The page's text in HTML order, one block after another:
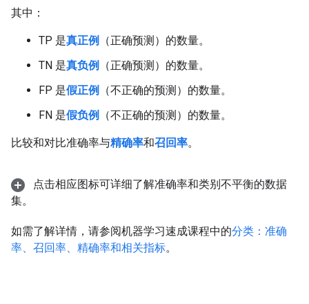
其中：
TP 是真正例
（正确预测）的数量。
TN 是真负例
（正确预测）的数量。
FP 是假正例
（不正确的预测）的数量。
FN 是假负例 （不正确的预测）的数量。
比较和对比准确率与精确率和召回率。
点击相应图标可详细了解准确率和类别不平衡的数据
集。
如需了解详情，请参阅机器学习速成课程中的分类：准确
率、召回率、精确率和相关指标。